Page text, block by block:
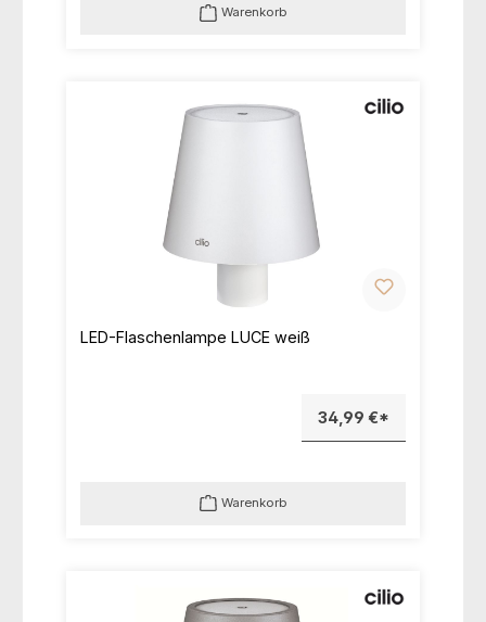
Warenkorb
LED-Flaschenlampe LUCE weiß
34,99 €*
Warenkorb